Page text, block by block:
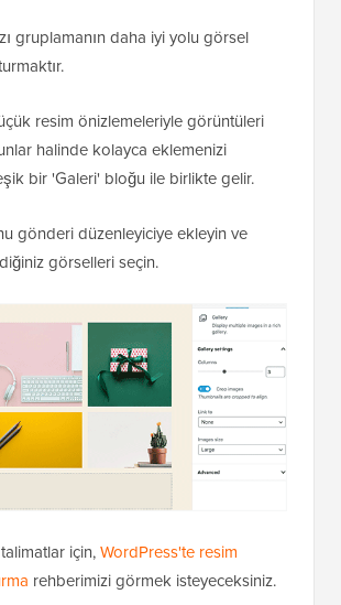
gruplamanın daha iyi yolu görsel
resim önizlemeleriyle görüntüleri
halinde kolayca eklemenizi
bir 'Galeri' bloğu ile birlikte gelir.
gönderi düzenleyiciye ekleyin ve
görselleri seçin.
talimatlar için,WordPress'te resim
rehberimizi görmek isteyeceksiniz.